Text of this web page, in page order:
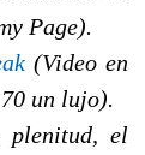
Page).
(Video en
un lujo).
plenitud, el